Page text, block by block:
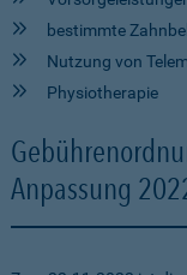
bestimmte
Nutzung von
Physiotherapie
Anpassung